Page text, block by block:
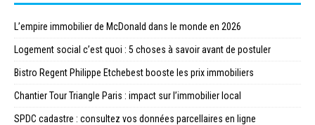
L’empire immobilier de McDonald dans le monde en 2026
Logement social c’est quoi : 5 choses à savoir avant de postuler
Bistro Regent Philippe Etchebest booste les prix immobiliers
Chantier Tour Triangle Paris : impact sur l’immobilier local
SPDC cadastre : consultez vos données parcellaires en ligne